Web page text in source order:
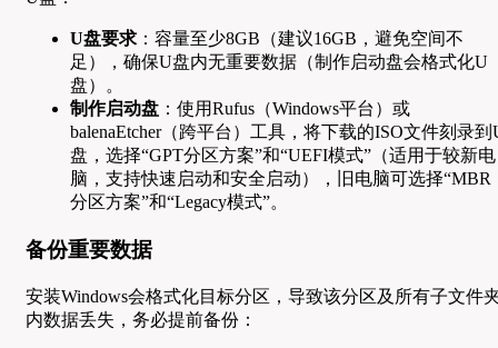
U盘要求 ：容量至少8GB（建议16GB，避免空间不
足），确保U盘内无重要数据（制作启动盘会格式化U
盘）。
制作启动盘 ：使用Rufus（Windows平台）或
balenaEtcher（跨平台）工具，将下载的ISO文件刻录到
盘，选择“GPT分区方案”和“UEFI模式”（适用于较新电
脑，支持快速启动和安全启动），旧电脑可选择“MBR
分区方案”和“Legacy模式”。
备份重要数据
安装Windows会格式化目标分区，导致该分区及所有子文件
内数据丢失，务必提前备份：